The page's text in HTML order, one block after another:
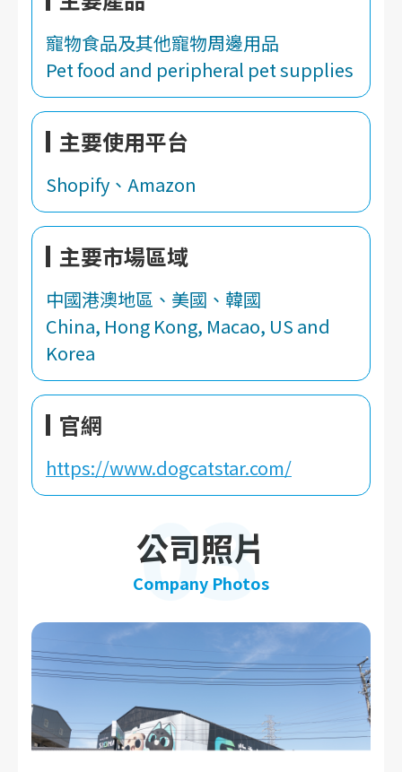
寵物食品及其他寵物周邊用品
Pet food and peripheral pet supplies
主要使用平台
Shopify、Amazon
主要市場區域
中國港澳地區、美國、韓國
China, Hong Kong, Macao, US and
Korea
官網
https://www.dogcatstar.com/
03
公司照片
Company Photos